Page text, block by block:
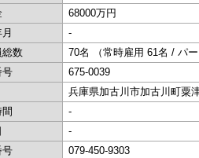
68000万円
-
総数
70名 （常時雇用 61名 / パ
号
675-0039
兵庫県加古川市加古川町粟
-
-
号
079-450-9303